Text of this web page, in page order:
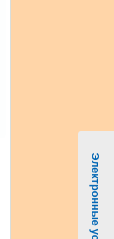
Электронные услуги